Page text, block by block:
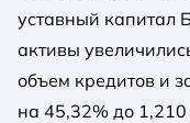
уставный капитал
активы
объем кредитов и
на 45,32% до 1,210